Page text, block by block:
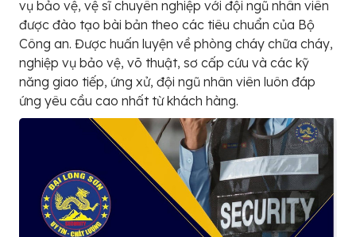
vụ bảo vệ, vệ sĩ chuyên nghiệp với đội ngũ nhân viên
được đào tạo bài bản theo các tiêu chuẩn của Bộ
Công an. Được huấn luyện về phòng cháy chữa cháy,
nghiệp vụ bảo vệ, võ thuật, sơ cấp cứu và các kỹ
năng giao tiếp, ứng xử, đội ngũ nhân viên luôn đáp
ứng yêu cầu cao nhất từ khách hàng.